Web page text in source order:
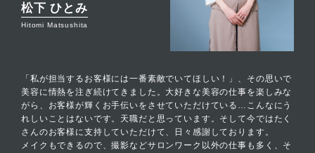
松下 ひとみ
Hitomi Matsushita
「私が担当するお客様には一番素敵でいてほしい！」、その思いで
美容に情熱を注ぎ続けてきました。大好きな美容の仕事を楽しみな
がら、お客様が輝くお手伝いをさせていただけている…こんなにう
れしいことはないです。天職だと思っています。そして今ではたく
さんのお客様に支持していただけて、日々感謝しております。
メイクもできるので、撮影などサロンワーク以外の仕事も多く、そ